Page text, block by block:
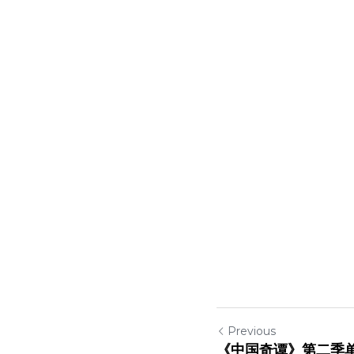
Previous
《中国奇谭》第二季